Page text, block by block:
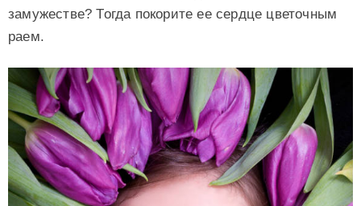
замужестве? Тогда покорите ее сердце цветочным
раем.